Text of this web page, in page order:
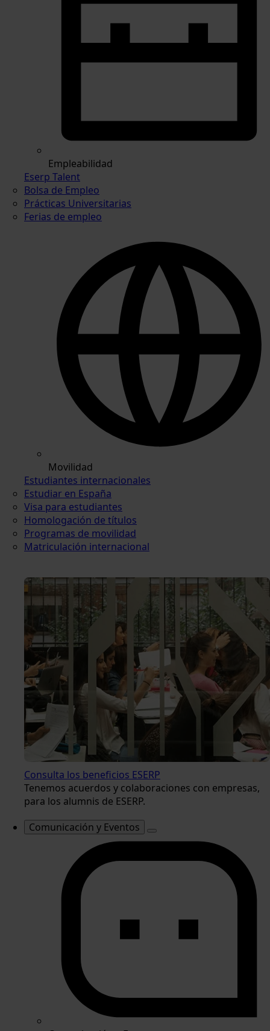
Empleabilidad
Eserp Talent
Bolsa de Empleo
Prácticas Universitarias
Ferias de empleo
Movilidad
Estudiantes internacionales
Estudiar en España
Visa para estudiantes
Homologación de títulos
Programas de movilidad
Matriculación internacional
Consulta los beneficios ESERP
Tenemos acuerdos y colaboraciones con empresas,
para los alumnis de ESERP.
Comunicación y Eventos